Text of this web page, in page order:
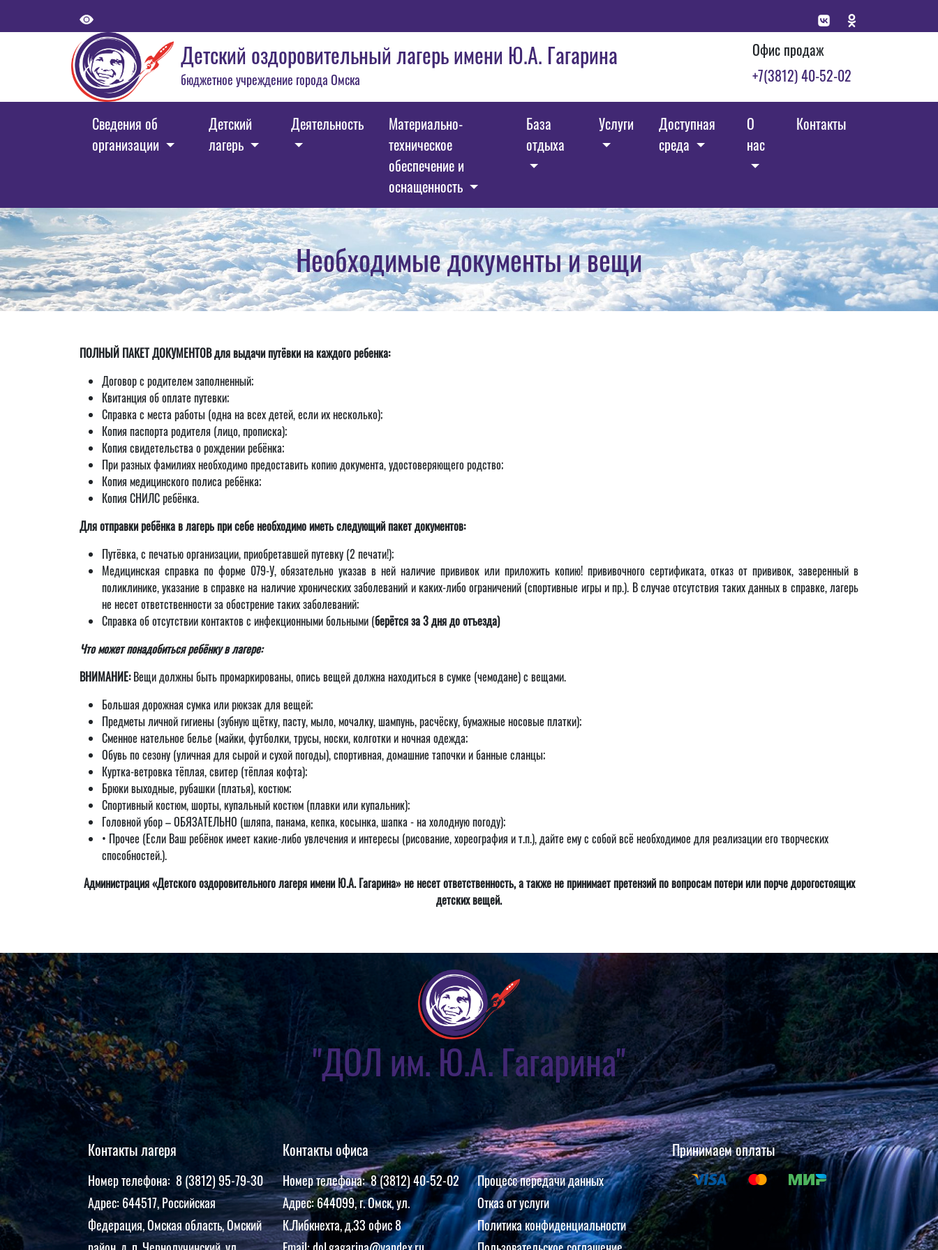
Детский оздоровительный лагерь имени Ю.А. Гагарина
бюджетное учреждение города Омска
Офис продаж
+7(3812) 40-52-02
Сведения об
организации
Детский
лагерь
Деятельность
Материально-
техническое
обеспечение и
оснащенность
База
отдыха
Услуги
Доступная
среда
О
нас
Контакты
Необходимые документы и вещи
ПОЛНЫЙ ПАКЕТ ДОКУМЕНТОВ для выдачи путёвки на каждого ребенка:
Договор с родителем заполненный;
Квитанция об оплате путевки;
Справка с места работы (одна на всех детей, если их несколько);
Копия паспорта родителя (лицо, прописка);
Копия свидетельства о рождении ребёнка;
При разных фамилиях необходимо предоставить копию документа, удостоверяющего родство;
Копия медицинского полиса ребёнка;
Копия СНИЛС ребёнка.
Для отправки ребёнка в лагерь при себе необходимо иметь следующий пакет документов:
Путёвка, с печатью организации, приобретавшей путевку (2 печати!);
Медицинская справка по форме 079-У, обязательно указав в ней наличие прививок или приложить копию! прививочного сертификата, отказ от прививок, заверенный в
поликлинике, указание в справке на наличие хронических заболеваний и каких-либо ограничений (спортивные игры и пр.). В случае отсутствия таких данных в справке, лагерь
не несет ответственности за обострение таких заболеваний;
Справка об отсутствии контактов с инфекционными больными (берётся за 3 дня до отъезда)
Что может понадобиться ребёнку в лагере:
ВНИМАНИЕ:Вещи должны быть промаркированы, опись вещей должна находиться в сумке (чемодане) с вещами.
Большая дорожная сумка или рюкзак для вещей;
Предметы личной гигиены (зубную щётку, пасту, мыло, мочалку, шампунь, расчёску, бумажные носовые платки);
Сменное нательное белье (майки, футболки, трусы, носки, колготки и ночная одежда;
Обувь по сезону (уличная для сырой и сухой погоды), спортивная, домашние тапочки и банные сланцы;
Куртка-ветровка тёплая, свитер (тёплая кофта);
Брюки выходные, рубашки (платья), костюм;
Спортивный костюм, шорты, купальный костюм (плавки или купальник);
Головной убор – ОБЯЗАТЕЛЬНО (шляпа, панама, кепка, косынка, шапка - на холодную погоду);
• Прочее (Если Ваш ребёнок имеет какие-либо увлечения и интересы (рисование, хореография и т.п.), дайте ему с собой всё необходимое для реализации его творческих
способностей.).
Администрация «Детского оздоровительного лагеря имени Ю.А. Гагарина» не несет ответственность, а также не принимает претензий по вопросам потери или порче дорогостоящих
детских вещей.
"ДОЛ им. Ю.А. Гагарина"
Контакты лагеря
Номер телефона: 8 (3812) 95-79-30
Адрес: 644517, Российская
Федерация, Омская область, Омский
Контакты офиса
Номер телефона: 8 (3812) 40-52-02
Адрес: 644099, г. Омск, ул.
К.Либкнехта, д.33 офис 8
Процесс передачи данных
Отказ от услуги
Политика конфиденциальности
Принимаем оплаты